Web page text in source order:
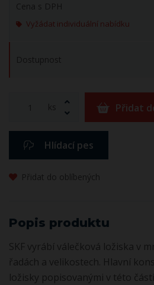
Cena s DPH
Vyžádat individuální nabídku
Dostupnost
ks Přidat
Hlídací pes
Přidat do oblíbených
Popis produktu
SKF vyrábí válečková ložiska v
řadách a velikostech. Hlavní
ložisky popisovanými v této